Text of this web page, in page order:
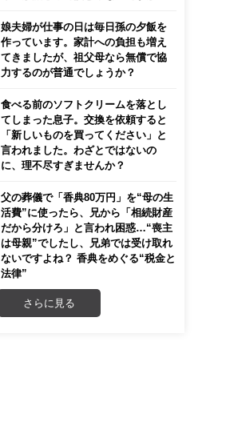
娘夫婦が仕事の日は毎日孫の夕飯を
作っています。家計への負担も増え
てきましたが、祖父母なら無償で協
力するのが普通でしょうか？
食べる前のソフトクリームを落とし
てしまった息子。交換を依頼すると
「新しいものを買ってください」と
言われました。わざとではないの
に、理不尽すぎませんか？
父の葬儀で「香典80万円」を“母の生
活費”に使ったら、兄から「相続財産
だから分けろ」と言われ困惑…“喪主
は母親”でしたし、兄弟では受け取れ
ないですよね？ 香典をめぐる“税金と
法律”
さらに見る